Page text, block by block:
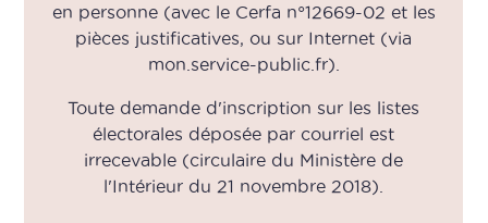
en personne (avec le Cerfa n°12669-02 et les
pièces justificatives, ou sur Internet (via
mon.service-public.fr).
Toute demande d'inscription sur les listes
électorales déposée par courriel est
irrecevable (circulaire du Ministère de
l'Intérieur du 21 novembre 2018).